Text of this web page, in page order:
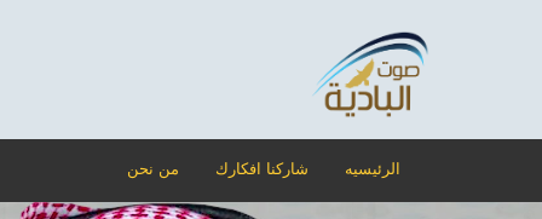
من نحن شاركنا افكارك الرئيسيه